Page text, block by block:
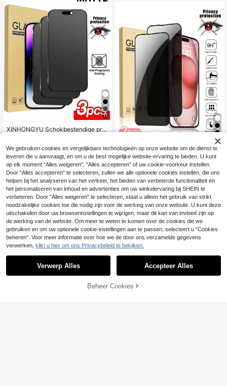
11Pro/X/XS/XSMAX
11
XINHONGYU Schokbestendige priv
one 17 Pro Max/17 Pro/17 Air/16 Pro
Max/16/16 Pro/16 Plus/14 Pro Max,
9H+ krasbestendig, gevoelige aanr
aakbediening, compatibel met telef
oonhoesjes, inclusief schoonmaaks
etje, hoogwaardige 9H+ keramisch
e folie, lentecadeau
sbestendig, eenvoudig te installere
n, volledige schermdekking, verjaar
dagscadeau. Schermprotector zond
er bellen, schermprotector compati
bel met iPhone 14, schermprotector
compatibel met Samsung, [internati
onale versie, geen lokale versie]
4
2 stuks privacybescherming volledi
g scherm gehard glas schermbesch
ermer, compatibel met iPhone 18Pr
o/18Pro Max/17/16 Pro Max/16/15 P
ro Max/15 Pro/14 Pro Max/13/12/11/
7/8 Plus/Pro/Pro Max/Mini-serie, m
et zwarte rand zijdezeefdruk anti-s
pion volledig scherm telefoonbesch
ermer
4.79€
TOEVOEGEN AAN WINKELWAGEN
We gebruiken cookies en vergelijkbare technologieën op onze website om de dienst te
leveren die u aanvraagt, en om u de best mogelijke website-ervaring te bieden. U kunt
op elk moment "Alles weigeren", "Alles accepteren" of uw cookie-voorkeur instellen.
Door "Alles accepteren" te selecteren, zullen we alle optionele cookies instellen, die ons
helpen bij het analyseren van het verkeer, het bieden van verbeterde functionaliteit en
het personaliseren van inhoud en advertenties om uw winkelervaring bij SHEIN te
verbeteren. Door "Alles weigeren" te selecteren, staat u alleen het gebruik van strikt
noodzakelijke cookies toe die nodig zijn voor de werking van onze website. U kunt deze
uitschakelen door uw browserinstellingen te wijzigen, maar dit kan van invloed zijn op
de werking van de website. Om meer te weten te komen over de cookies die we
gebruiken en om uw optionele cookie-instellingen aan te passen, selecteert u "Cookies
beheren". Voor meer informatie over hoe we de door ons verzamelde gegevens
verwerken, klikt u hier om ons Privacybeleid te bekijken.
Verwerp Alles Accepteer Alles
Beheer Cookies